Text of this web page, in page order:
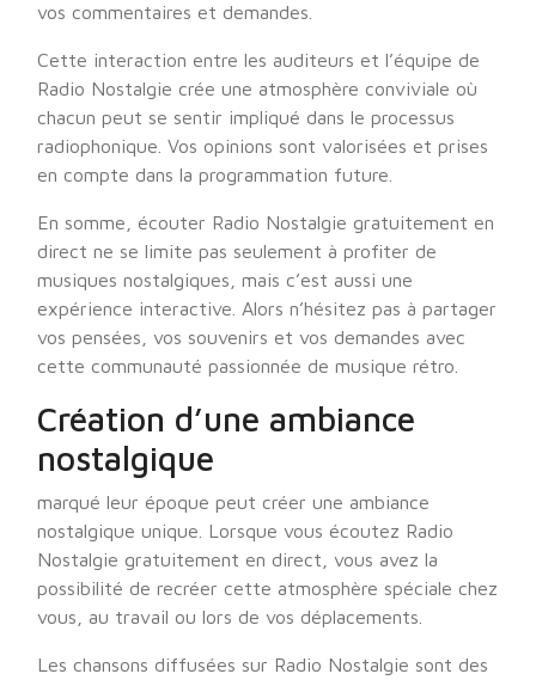
vos commentaires et demandes.
Cette interaction entre les auditeurs et l’équipe de
Radio Nostalgie crée une atmosphère conviviale où
chacun peut se sentir impliqué dans le processus
radiophonique. Vos opinions sont valorisées et prises
en compte dans la programmation future.
En somme, écouter Radio Nostalgie gratuitement en
direct ne se limite pas seulement à profiter de
musiques nostalgiques, mais c’est aussi une
expérience interactive. Alors n’hésitez pas à partager
vos pensées, vos souvenirs et vos demandes avec
cette communauté passionnée de musique rétro.
Création d’une ambiance
nostalgique
marqué leur époque peut créer une ambiance
nostalgique unique. Lorsque vous écoutez Radio
Nostalgie gratuitement en direct, vous avez la
possibilité de recréer cette atmosphère spéciale chez
vous, au travail ou lors de vos déplacements.
Les chansons diffusées sur Radio Nostalgie sont des